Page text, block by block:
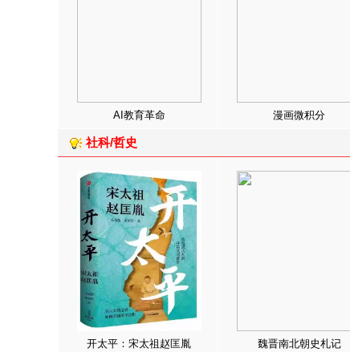
AI教育革命 漫画微积分
社科/哲史
开太平：宋太祖赵匡胤 魏晋南北朝史札记